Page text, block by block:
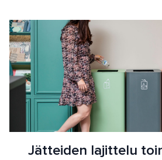
Jätteiden lajittelu